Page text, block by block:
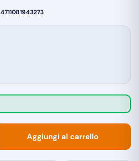
4711081943273
Aggiungi al carrello